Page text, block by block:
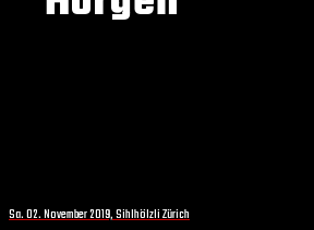
Sa. 02. November 2019, Sihlhölzli Zürich